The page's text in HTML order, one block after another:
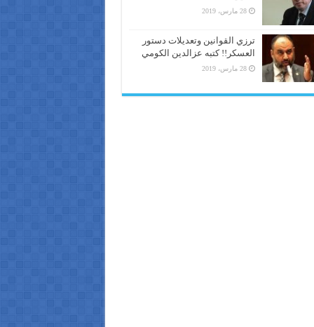
28 مارس، 2019
ترزي القوانين وتعديلات دستور
العسكر!! كتبه عزالدين الكومي
28 مارس، 2019